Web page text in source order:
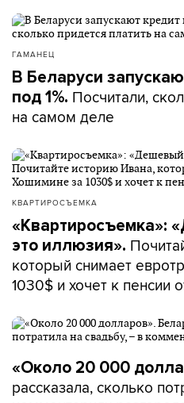
ГАМАНЕЦ
В Беларуси
под 1%. Посчитали,
на самом деле
КВАРТИРОСЪЕМКА
«Квартиросъемка»:
это иллюзия».
который снимает
1030$ и хочет к пенсии
«Около 20 000
рассказала, сколько